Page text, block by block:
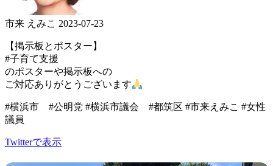
市来 えみこ 2023-07-23
【掲示板とポスター】
#子育て支援
のポスターや掲示板への
ご対応ありがとうございます
#横浜市 #公明党 #横浜市議会 #都筑区 #市来えみこ #女性
議員
Twitterで表示